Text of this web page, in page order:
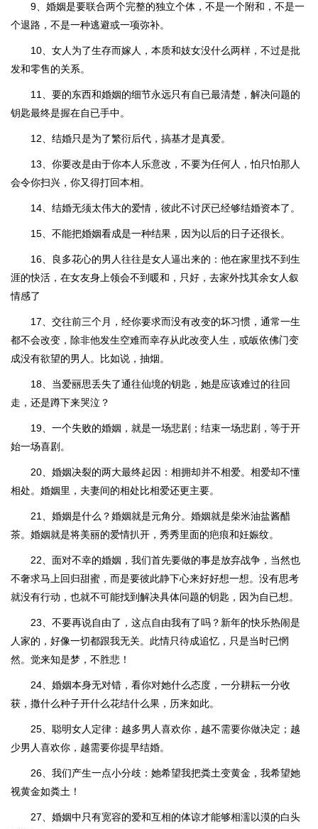
9、婚姻是要联合两个完整的独立个体，不是一个附和，不是一
个退路，不是一种逃避或一项弥补。
10、女人为了生存而嫁人，本质和妓女没什么两样，不过是批
发和零售的关系。
11、要的东西和婚姻的细节永远只有自已最清楚，解决问题的
钥匙最终是握在自已手中。
12、结婚只是为了繁衍后代，搞基才是真爱。
13、你要改是由于你本人乐意改，不要为任何人，怕只怕那人
会令你扫兴，你又得打回本相。
14、结婚无须太伟大的爱情，彼此不讨厌已经够结婚资本了。
15、不能把婚姻看成是一种结果，因为以后的日子还很长。
16、良多花心的男人往往是女人逼出来的：他在家里找不到生
涯的快活，在女友身上领会不到暖和，只好，去家外找其余女人叙
情感了
17、交往前三个月，经你要求而没有改变的坏习惯，通常一生
都不会改变，除非他发生空难而幸存从此改变人生，或皈依佛门变
成没有欲望的男人。比如说，抽烟。
18、当爱丽思丢失了通往仙境的钥匙，她是应该难过的往回
走，还是蹲下来哭泣？
19、一个失败的婚姻，就是一场悲剧；结束一场悲剧，等于开
始一场喜剧。
20、婚姻决裂的两大最终起因：相拥却并不相爱。相爱却不懂
相处。婚姻里，夫妻间的相处比相爱还更主要。
21、婚姻是什么？婚姻就是元角分。婚姻就是柴米油盐酱醋
茶。婚姻就是将美丽的爱情扒开，秀秀里面的疤痕和妊娠纹。
22、面对不幸的婚姻，我们首先要做的事是放弃战争，当然也
不奢求马上回归甜蜜，而是要彼此静下心来好好想一想。没有思考
就没有行动，也就不可能找到解决具体问题的钥匙，因为自已想。
23、不要再说自由了，这点自由我有了吗？新年的快乐热闹是
人家的，好像一切都跟我无关。此情只待成追忆，只是当时已惘
然。觉来知是梦，不胜悲！
24、婚姻本身无对错，看你对她什么态度，一分耕耘一分收
获，撒什么种子开什么花结什么果，历来如此。
25、聪明女人定律：越多男人喜欢你，越不需要你做决定；越
少男人喜欢你，越需要你提早结婚。
26、我们产生一点小分歧：她希望我把粪土变黄金，我希望她
视黄金如粪土！
27、婚姻中只有宽容的爱和互相的体谅才能够相濡以漠的白头